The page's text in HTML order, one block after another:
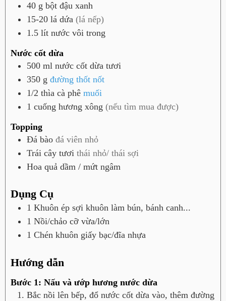
40 g bột đậu xanh
15-20 lá dứa (lá nếp)
1.5 lít nước vôi trong
Nước cốt dừa
500 ml nước cốt dừa tươi
350 g đường thốt nốt
1/2 thìa cà phê muối
1 cuống hương xông (nếu tìm mua được)
Topping
Đá bào đá viên nhỏ
Trái cây tươi thái nhỏ/ thái sợi
Hoa quả dầm / mứt ngâm
Dụng Cụ
1 Khuôn ép sợi khuôn làm bún, bánh canh...
1 Nồi/chảo cỡ vừa/lớn
1 Chén khuôn giấy bạc/đĩa nhựa
Hướng dẫn
Bước 1: Nấu và ướp hương nước dừa
Bắc nồi lên bếp, đổ nước cốt dừa vào, thêm đường